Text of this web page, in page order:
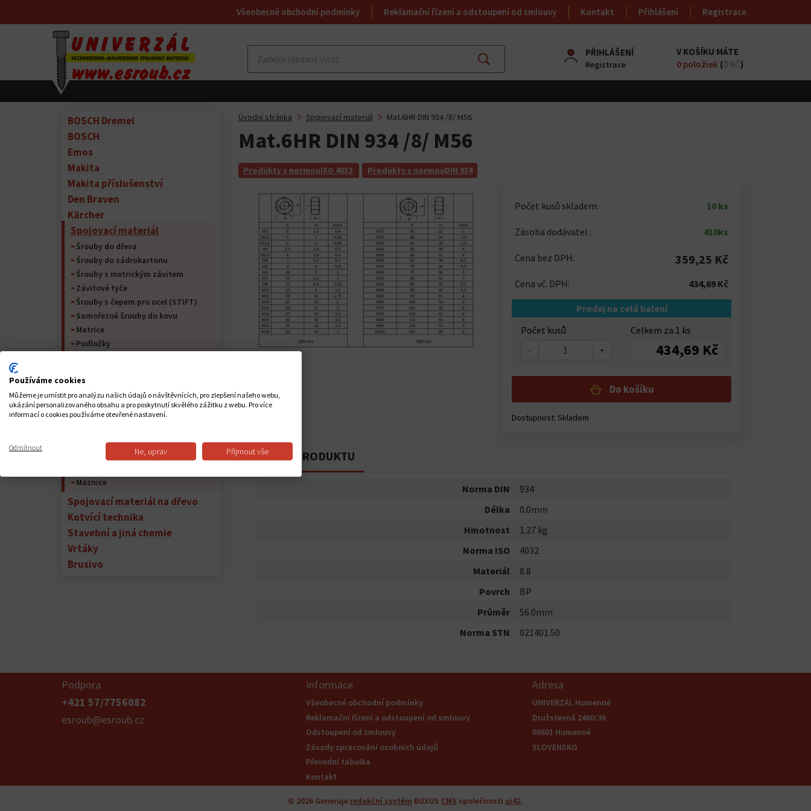
Všeobecné obchodní podmínky Reklamační řízení a odstoupení od smlouvy Kontakt Přihlášení Registrace
Najít
PŘIHLÁŠENÍ
Registrace
V KOŠÍKU MÁTE
0 položiek (0 KČ)
BOSCH Dremel
BOSCH
Emos
Makita
Makita příslušenství
Den Braven
Kärcher
Spojovací materiál
Šrouby do dřeva
Šrouby do sádrokartonu
Šrouby s metrickým závitem
Závitové tyče
Šrouby s čepem pro ocel (STIFT)
Samořezné šrouby do kovu
Matrice
Podložky
Nýty
Kolíky
Spojovací materiál pro nábytek
Maznice
Spojovací materiál na dřevo
Kotvící technika
Stavební a jiná chemie
Vrtáky
Brusivo
Úvodní stránka Spojovací materiál Mat.6HR DIN 934 /8/ M56
Mat.6HR DIN 934 /8/ M56
Produkty s normouISO 4032 Produkty s normouDIN 934
Počet kusů skladem: 10 ks
Zásoba dodávatel : 410ks
Cena bez DPH: 359,25 Kč
Cena vč. DPH: 434,69 Kč
Prodej na celá balení
Počet kusů
- +
Celkem za 1 ks
434,69 Kč
Do košíku
Dostupnost:Skladem
POPIS PRODUKTU
Norma DIN
934
Délka
0.0mm
Hmotnost
1.27 kg
Norma ISO
4032
Materiál
8.8
Povrch
BP
Průměr
56.0mm
Norma STN
021401.50
Podpora
+421 57/7756082
esroub@esroub.cz
Informace
Všeobecné obchodní podmínky
Reklamační řízení a odstoupení od smlouvy
Odstoupení od smlouvy
Zásady zpracování osobních údajů
Převodní tabulka
Kontakt
Adresa
UNIVERZÁL Humenné
Družstevná 2460/36
06601 Humenné
SLOVENSKO
© 2026 Generuje redakční systém BUXUS CMS společnosti ui42.
Používáme cookies
Můžeme je umístit pro analýzu našich údajů o návštěvnících, pro zlepšení našeho webu,
ukázání personalizovaného obsahu a pro poskytnutí skvělého zážitku z webu. Pro více
informací o cookies používáme otevřené nastavení.
Odmítnout Ne, uprav Přijmout vše